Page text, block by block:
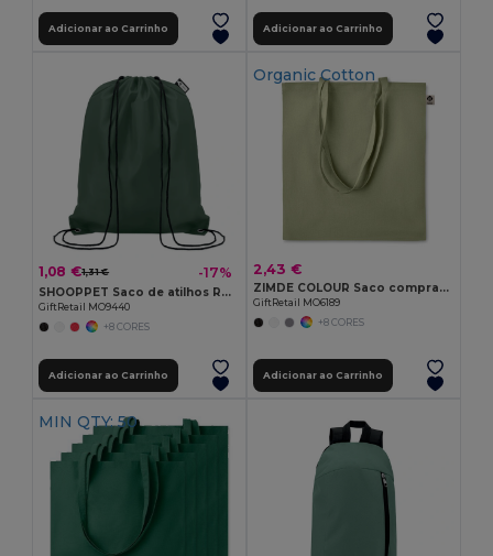
Adicionar ao Carrinho Adicionar ao Carrinho
1,08 €1,31 € -17%
SHOOPPET Saco de atilhos RPET 190T
GiftRetail MO9440
+8 CORES
Adicionar ao Carrinho
Organic Cotton
2,43 €
ZIMDE COLOUR Saco compras algodão orgânico
GiftRetail MO6189
+8 CORES
Adicionar ao Carrinho
MIN QTY: 50